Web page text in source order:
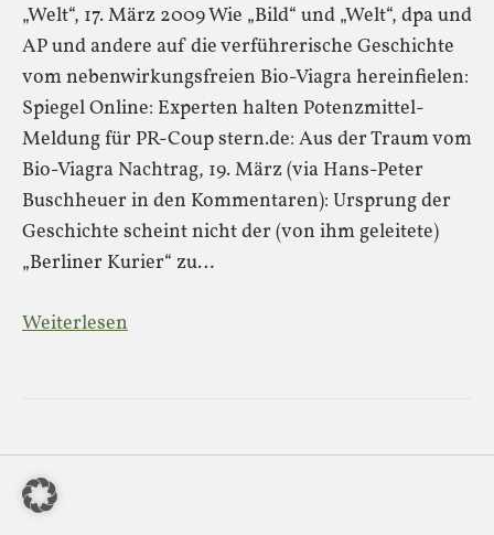
„Welt“, 17. März 2009 Wie „Bild“ und „Welt“, dpa und
AP und andere auf die verführerische Geschichte
vom nebenwirkungsfreien Bio-Viagra hereinfielen:
Spiegel Online: Experten halten Potenzmittel-
Meldung für PR-Coup stern.de: Aus der Traum vom
Bio-Viagra Nachtrag, 19. März (via Hans-Peter
Buschheuer in den Kommentaren): Ursprung der
Geschichte scheint nicht der (von ihm geleitete)
„Berliner Kurier“ zu…
Weiterlesen